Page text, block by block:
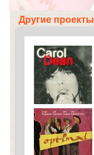
Другие проекты